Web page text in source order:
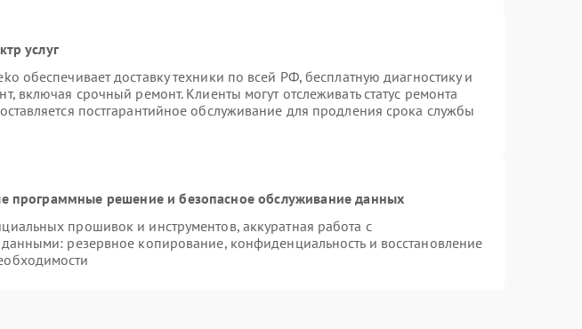
услуг
обеспечивает доставку техники по всей РФ, бесплатную диагностику и
включая срочный ремонт. Клиенты могут отслеживать статус ремонта
постгарантийное обслуживание для продления срока службы
программные решение и безопасное обслуживание данных
прошивок и инструментов, аккуратная работа с
данными: резервное копирование, конфиденциальность и восстановление